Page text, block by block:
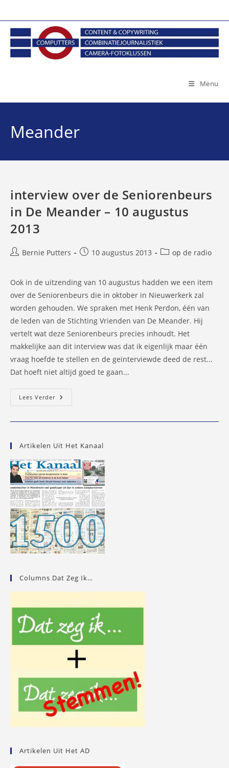
naar
inhoud
Menu
Meander
interview over de Seniorenbeurs
in De Meander – 10 augustus
2013
BerichtBernie Putters
Bericht10 augustus 2013 Berichtcategorie:
op de radio
Ook in de uitzending van 10 augustus hadden we een item
over de Seniorenbeurs die in oktober in Nieuwerkerk zal
worden gehouden. We spraken met Henk Perdon, één van
de leden van de Stichting Vrienden van De Meander. Hij
vertelt wat deze Seniorenbeurs precies inhoudt. Het
makkelijke aan dit interview was dat ik eigenlijk maar één
vraag hoefde te stellen en de geïnterviewde deed de rest...
Dat hoeft niet altijd goed te gaan...
Lees VerderInterview
–
Augustus
2013
Artikelen Uit Het Kanaal
Columns Dat Zeg Ik…
Artikelen Uit Het AD